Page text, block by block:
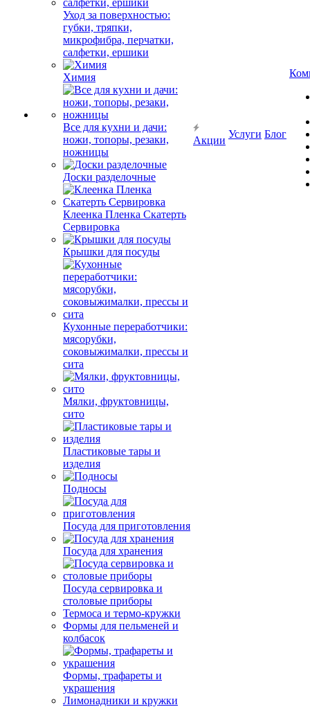
Уход за поверхностью:
губки, тряпки,
микрофибра, перчатки,
салфетки, ершики
Химия
Все для кухни и дачи:
ножи, топоры, резаки,
ножницы
Доски разделочные
Клеенка Пленка Скатерть
Сервировка
Крышки для посуды
Кухонные переработчики:
мясорубки,
соковыжималки, прессы и
сита
Мялки, фруктовницы,
сито
Пластиковые тары и
изделия
Подносы
Посуда для приготовления
Посуда для хранения
Посуда сервировка и
столовые приборы
Термоса и термо-кружки
Формы для пельменей и
колбасок
Формы, трафареты и
украшения
Лимонадники и кружки
Акции
Услуги Блог